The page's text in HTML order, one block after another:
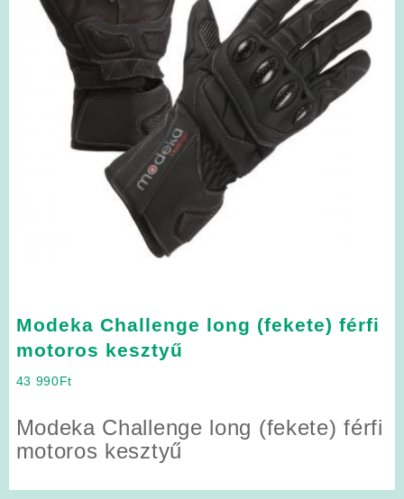
Modeka Challenge long (fekete) férfi
motoros kesztyű
43 990Ft
Modeka Challenge long (fekete) férfi
motoros kesztyű